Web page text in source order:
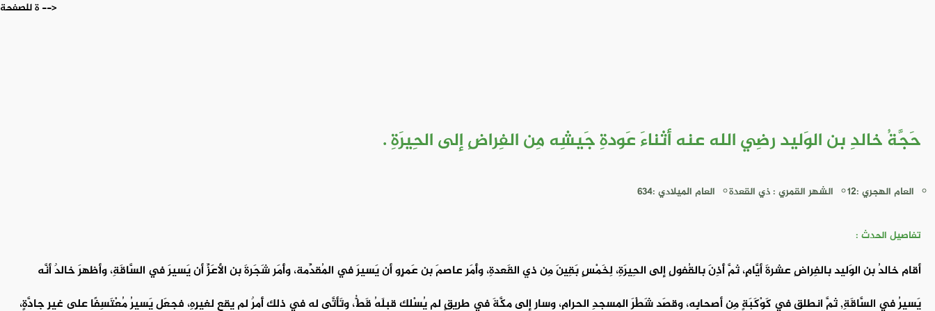
ة للصفحة -->
حَجَّةُ خالدِ بن الوَليد رضِي الله عنه أثناءَ عَودةِ جَيشِه مِن الفِراضِ إلى الحِيرَةِ .
العام الهجري :12 الشهر القمري : ذي القعدة العام الميلادي :634
تفاصيل الحدث :
أقام خالدُ بن الوَليد بالفِراضِ عشرةَ أيَّامٍ، ثمَّ أَذِنَ بالقُفولِ إلى الحِيرَةِ، لِخَمْسٍ بَقِينَ مِن ذي القَعدةِ، وأَمَر عاصمَ بن عَمرٍو أن يَسيرَ في المُقدِّمة، وأَمَر شَجَرةَ بن الأعَزِّ أن يَسيرَ في السَّاقَةِ، وأظهرَ خالدٌ أنَّه
يَسيرُ في السَّاقَةِ, ثمَّ انطلق في كَوْكَبَةٍ مِن أصحابِه، وقصَد شَطْرَ المسجدِ الحرامِ، وسار إلى مكَّةَ في طريقٍ لم يُسْلك قبلَهُ قَطُّ، وتَأتَّى له في ذلك أَمرٌ لم يقع لغيرِهِ، فجعَل يَسيرُ مُعْتَسِفًا على غيرِ جادَّةٍ،